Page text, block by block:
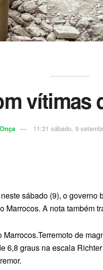
11:31 sábado, 9
sábado (9), o
A nota também
de
graus na escala